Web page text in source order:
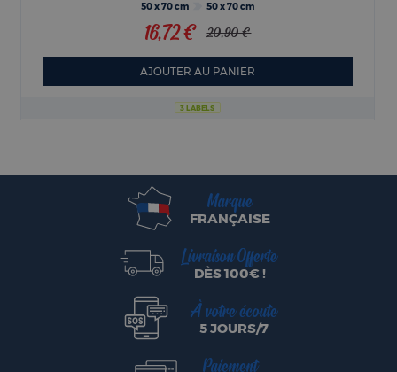
3 LABELS
50 x 70 cm 50 x 70 cm
16,72 € 20,90 €
AJOUTER AU PANIER
Marque
FRANÇAISE
Livraison Offerte
DÈS 100€ !
À votre écoute
5 JOURS/7
Paiement